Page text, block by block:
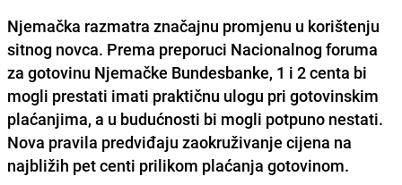
Njemačka razmatra značajnu promjenu u korištenju
sitnog novca. Prema preporuci Nacionalnog foruma
za gotovinu Njemačke Bundesbanke, 1 i 2 centa bi
mogli prestati imati praktičnu ulogu pri gotovinskim
plaćanjima, a u budućnosti bi mogli potpuno nestati.
Nova pravila predviđaju zaokruživanje cijena na
najbližih pet centi prilikom plaćanja gotovinom.